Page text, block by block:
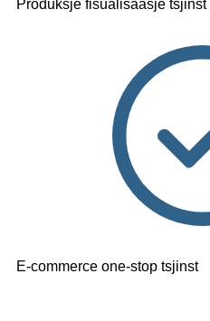
Produksje fisualisaasje tsjinst
E-commerce one-stop tsjinst